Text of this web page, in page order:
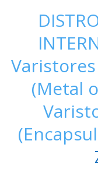
(Metal